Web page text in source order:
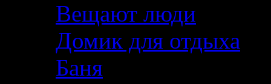
Вещают люди
Домик для отдыха
Баня